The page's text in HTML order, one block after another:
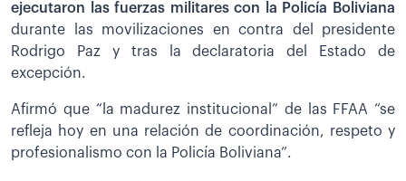
ejecutaron las fuerzas militares con la Policía Boliviana
durante las movilizaciones en contra del presidente
Rodrigo Paz y tras la declaratoria del Estado de
excepción.
Afirmó que “la madurez institucional” de las FFAA “se
refleja hoy en una relación de coordinación, respeto y
profesionalismo con la Policía Boliviana”.